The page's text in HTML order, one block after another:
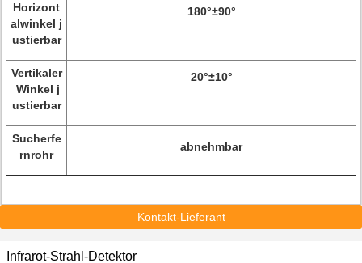
Horizont
alwinkel j
ustierbar
180°±90°
Vertikaler
Winkel j
ustierbar
20°±10°
Sucherfe
rnrohr
abnehmbar
Kontakt-Lieferant
Infrarot-Strahl-Detektor